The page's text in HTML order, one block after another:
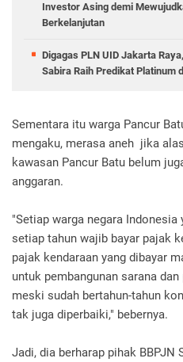
Investor Asing demi
Berkelanjutan
Digagas PLN UID Jakarta
Sabira Raih Predikat Platinum
Sementara itu warga Pancur
mengaku, merasa aneh jika
kawasan Pancur Batu belum
anggaran.
"Setiap warga negara
setiap tahun wajib bayar pajak
pajak kendaraan yang dibayar
untuk pembangunan sarana
meski sudah bertahun-tahun
tak juga diperbaiki," bebernya.
Jadi, dia berharap pihak